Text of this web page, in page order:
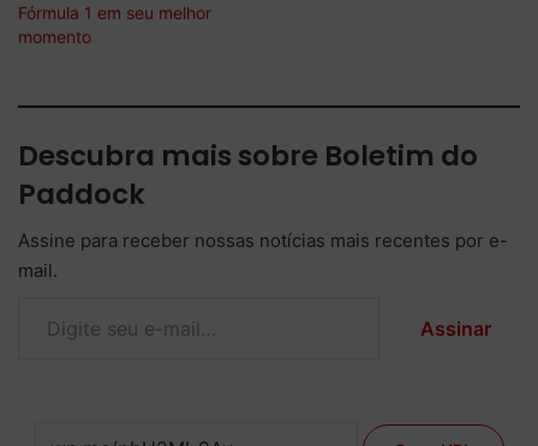
Fórmula 1 em seu melhor
momento
Descubra mais sobre Boletim do
Paddock
Assine para receber nossas notícias mais recentes por e-
mail.
Assinar